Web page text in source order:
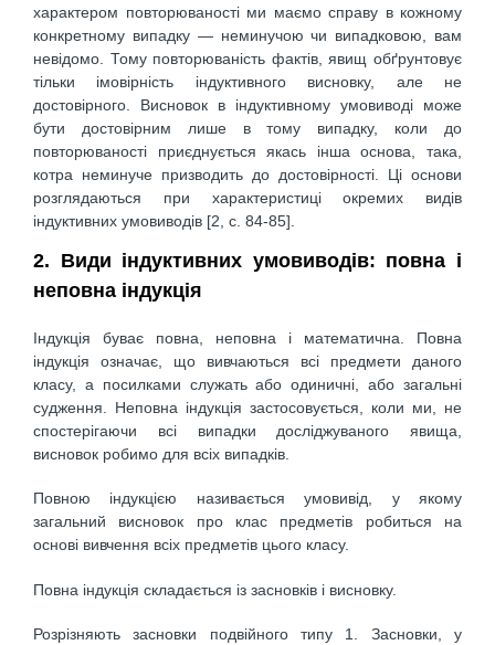
характером повторюваності ми маємо справу в кожному
конкретному випадку — неминучою чи випадковою, вам
невідомо. Тому повторюваність фактів, явищ обґрунтовує
тільки імовірність індуктивного висновку, але не
достовірного. Висновок в індуктивному умовиводі може
бути достовірним лише в тому випадку, коли до
повторюваності приєднується якась інша основа, така,
котра неминуче призводить до достовірності. Ці основи
розглядаються при характеристиці окремих видів
індуктивних умовиводів [2, c. 84-85].
2. Види індуктивних умовиводів: повна і
неповна індукція
Індукція буває повна, неповна і математична. Повна
індукція означає, що вивчаються всі предмети даного
класу, а посилками служать або одиничні, або загальні
судження. Неповна індукція застосовується, коли ми, не
спостерігаючи всі випадки досліджуваного явища,
висновок робимо для всіх випадків.
Повною індукцією називається умовивід, у якому
загальний висновок про клас предметів робиться на
основі вивчення всіх предметів цього класу.
Повна індукція складається із засновків і висновку.
Розрізняють засновки подвійного типу 1. Засновки, у